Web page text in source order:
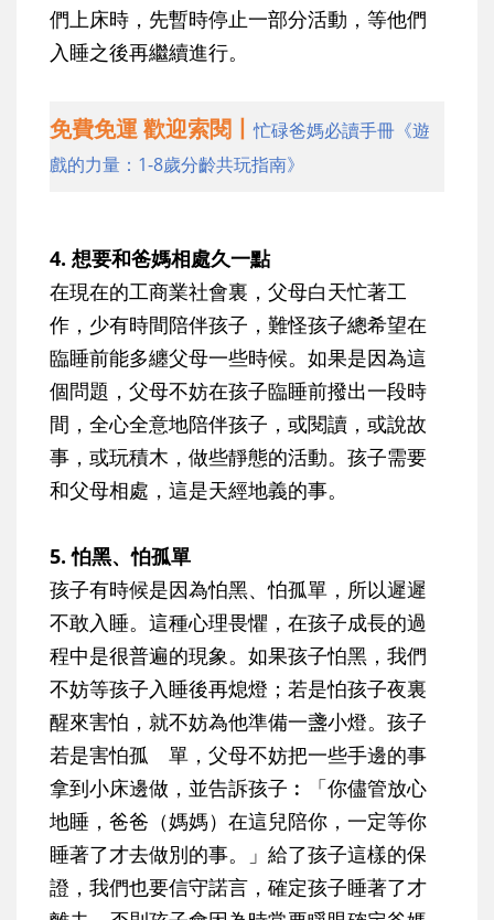
們上床時，先暫時停止一部分活動，等他們
入睡之後再繼續進行。
免費免運 歡迎索閱丨忙碌爸媽必讀手冊《遊
戲的力量：1-8歲分齡共玩指南》
4. 想要和爸媽相處久一點
在現在的工商業社會裏，父母白天忙著工
作，少有時間陪伴孩子，難怪孩子總希望在
臨睡前能多纏父母一些時候。如果是因為這
個問題，父母不妨在孩子臨睡前撥出一段時
間，全心全意地陪伴孩子，或閱讀，或說故
事，或玩積木，做些靜態的活動。孩子需要
和父母相處，這是天經地義的事。
5. 怕黑、怕孤單
孩子有時候是因為怕黑、怕孤單，所以遲遲
不敢入睡。這種心理畏懼，在孩子成長的過
程中是很普遍的現象。如果孩子怕黑，我們
不妨等孩子入睡後再熄燈；若是怕孩子夜裏
醒來害怕，就不妨為他準備一盞小燈。孩子
若是害怕孤 單，父母不妨把一些手邊的事
拿到小床邊做，並告訴孩子︰「你儘管放心
地睡，爸爸（媽媽）在這兒陪你，一定等你
睡著了才去做別的事。」給了孩子這樣的保
證，我們也要信守諾言，確定孩子睡著了才